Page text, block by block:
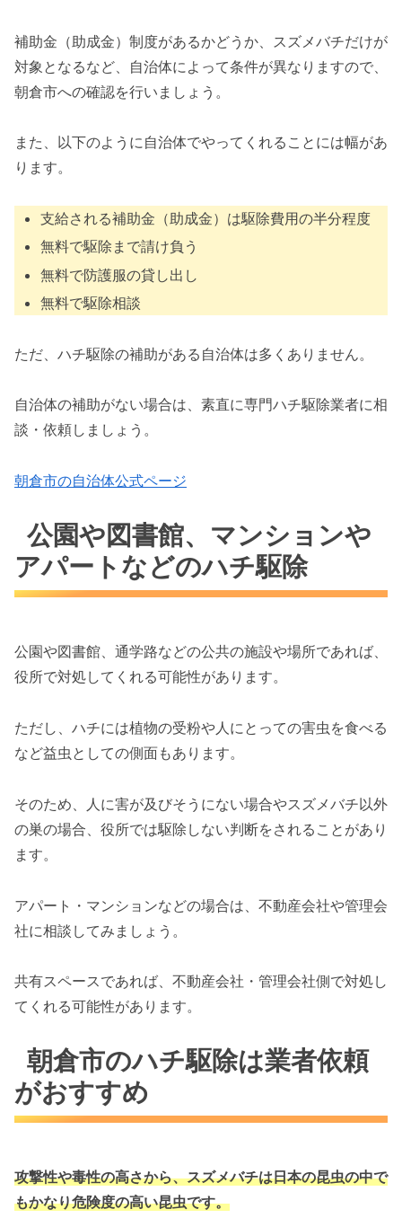
補助金（助成金）制度があるかどうか、スズメバチだけが
対象となるなど、自治体によって条件が異なりますので、
朝倉市への確認を行いましょう。
また、以下のように自治体でやってくれることには幅があ
ります。
支給される補助金（助成金）は駆除費用の半分程度
無料で駆除まで請け負う
無料で防護服の貸し出し
無料で駆除相談
ただ、ハチ駆除の補助がある自治体は多くありません。
自治体の補助がない場合は、素直に専門ハチ駆除業者に相
談・依頼しましょう。
朝倉市の自治体公式ページ
公園や図書館、マンションや
アパートなどのハチ駆除
公園や図書館、通学路などの公共の施設や場所であれば、
役所で対処してくれる可能性があります。
ただし、ハチには植物の受粉や人にとっての害虫を食べる
など益虫としての側面もあります。
そのため、人に害が及びそうにない場合やスズメバチ以外
の巣の場合、役所では駆除しない判断をされることがあり
ます。
アパート・マンションなどの場合は、不動産会社や管理会
社に相談してみましょう。
共有スペースであれば、不動産会社・管理会社側で対処し
てくれる可能性があります。
朝倉市のハチ駆除は業者依頼
がおすすめ
攻撃性や毒性の高さから、スズメバチは日本の昆虫の中で
もかなり危険度の高い昆虫です。